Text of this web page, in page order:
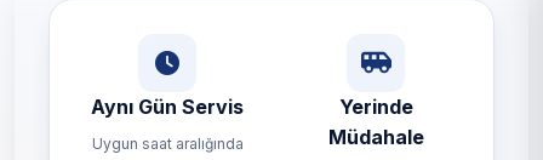
Aynı Gün Servis
Uygun saat aralığında
Yerinde
Müdahale